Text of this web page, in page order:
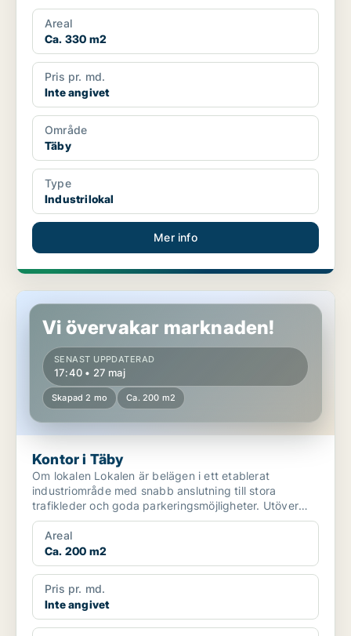
Areal
Ca. 330 m2
Pris pr. md.
Inte angivet
Område
Täby
Type
Industrilokal
Mer info
Kontor i Täby
Vi övervakar marknaden!
SENAST UPPDATERAD
17:40 • 27 maj
Skapad 2 mo Ca. 200 m2
Kontor i Täby
Om lokalen Lokalen är belägen i ett etablerat
industriområde med snabb anslutning till stora
trafikleder och goda parkeringsmöjligheter. Utöver
finns up...
Areal
Ca. 200 m2
Pris pr. md.
Inte angivet